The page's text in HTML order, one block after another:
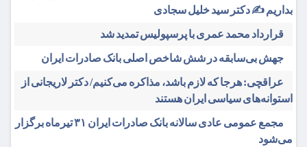
بداریم ✍️ دکتر سید خلیل سجادی
قرارداد محمد عمری با پرسپولیس تمدید شد
جهش بی‌سابقه در شش شاخص اصلی بانک صادرات ایران
عراقچی: هرجا که لازم باشد، مذاکره می‌کنیم/ دکتر لاریجانی از
استوانه‌های سیاسی ایران هستند
مجمع عمومی عادی سالانه بانک صادرات ایران ۳۱ تیرماه برگزار
می‌شود